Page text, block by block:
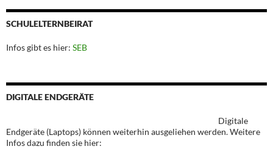
SCHULELTERNBEIRAT
Infos gibt es hier: SEB
DIGITALE ENDGERÄTE
Digitale
Endgeräte (Laptops) können weiterhin ausgeliehen werden. Weitere
Infos dazu finden sie hier: